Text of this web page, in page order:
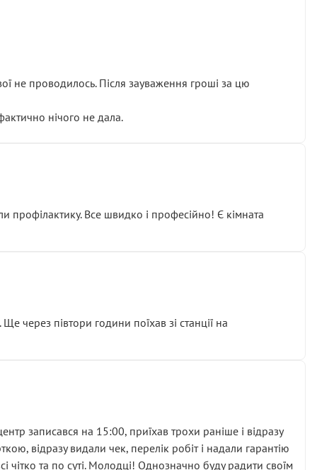
не проводилось. Після зауваження гроші за цю
нічого не дала.
профілактику. Все швидко і професійно! Є кімната
через півтори години поїхав зі станції на
записався на 15:00, приїхав трохи раніше і відразу
відразу видали чек, перелік робіт і надали гарантію
та по суті. Молодці! Однозначно буду радити своїм